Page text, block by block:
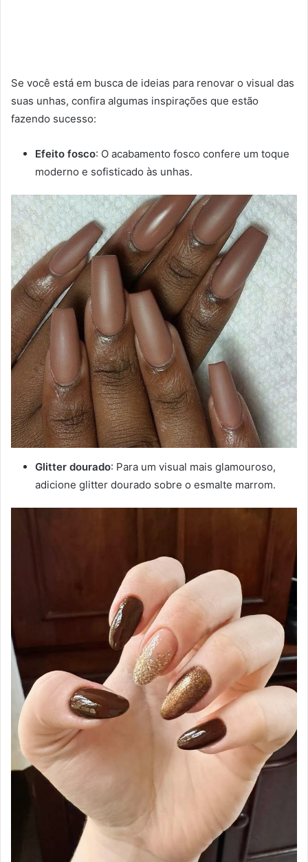
Se você está em busca de ideias para renovar o visual das
suas unhas, confira algumas inspirações que estão
fazendo sucesso:
Efeito fosco: O acabamento fosco confere um toque
moderno e sofisticado às unhas.
Glitter dourado: Para um visual mais glamouroso,
adicione glitter dourado sobre o esmalte marrom.